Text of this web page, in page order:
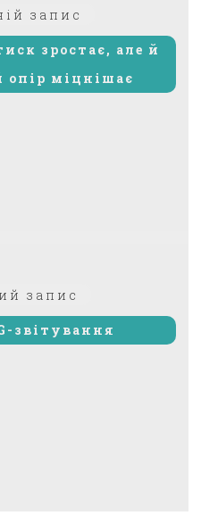
запис
зростає, але й
опір міцнішає
запис
звітування